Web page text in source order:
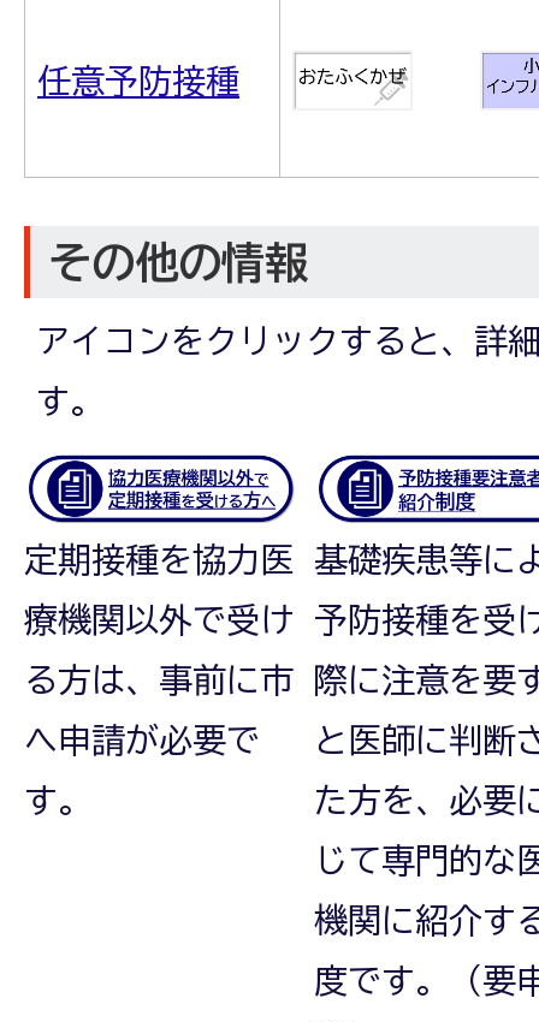
任意予防接種
その他の情報
アイコンをクリックすると、詳
す。
定期接種を協力医
療機関以外で受け
る方は、事前に市
へ申請が必要で
す。
基礎疾患等に
予防接種を受
際に注意を要
と医師に判断
た方を、必要
じて専門的な
機関に紹介す
度です。（要